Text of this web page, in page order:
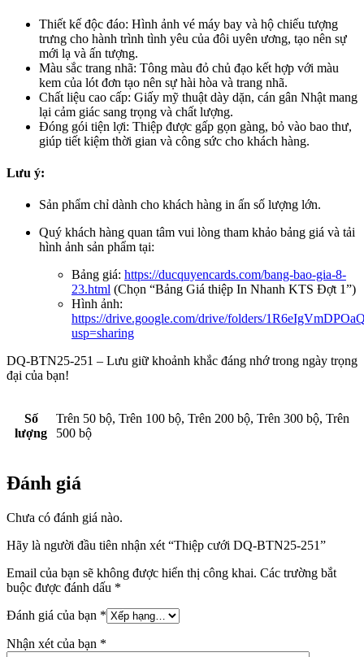
Thiết kế độc đáo: Hình ảnh vé máy bay và hộ chiếu tượng
trưng cho hành trình tình yêu của đôi uyên ương, tạo nên sự
mới lạ và ấn tượng.
Màu sắc trang nhã: Tông màu đỏ chủ đạo kết hợp với màu
kem của lót đơn tạo nên sự hài hòa và trang nhã.
Chất liệu cao cấp: Giấy mỹ thuật dày dặn, cán gân Nhật mang
lại cảm giác sang trọng và chất lượng.
Đóng gói tiện lợi: Thiệp được gấp gọn gàng, bỏ vào bao thư,
giúp tiết kiệm thời gian và công sức cho khách hàng.
Lưu ý:
Sản phẩm chỉ dành cho khách hàng in ấn số lượng lớn.
Quý khách hàng quan tâm vui lòng tham khảo bảng giá và tải
hình ảnh sản phẩm tại:
Bảng giá: https://ducquyencards.com/bang-bao-gia-8-
23.html (Chọn “Bảng Giá thiệp In Nhanh KTS Đợt 1”)
Hình ảnh:
https://drive.google.com/drive/folders/
usp=sharing
DQ-BTN25-251 – Lưu giữ khoảnh khắc đáng nhớ trong ngày trọng
đại của bạn!
Số
lượng
Trên 50 bộ, Trên 100 bộ, Trên 200 bộ, Trên 300 bộ, Trên
500 bộ
Đánh giá
Chưa có đánh giá nào.
Hãy là người đầu tiên nhận xét “Thiệp cưới DQ-BTN25-251”
Email của bạn sẽ không được hiển thị công khai. Các trường bắt
buộc được đánh dấu *
Đánh giá của bạn *
Nhận xét của bạn *